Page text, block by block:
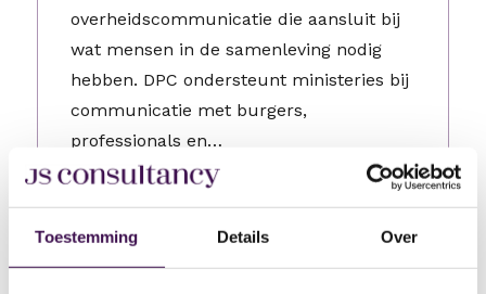
Toestemming Details Over
overheidscommunicatie die aansluit bij
wat mensen in de samenleving nodig
hebben. DPC ondersteunt ministeries bij
communicatie met burgers,
professionals en…
3 dagen geleden geplaatst
Werkcoach